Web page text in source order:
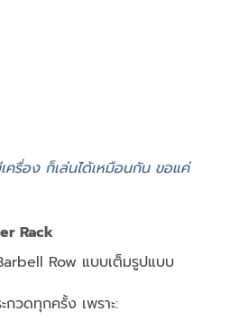
ครื่อง ก็เล่นได้เหมือนกัน ขอแค่
Rack
Row แบบเต็มรูปแบบ
กวดทุกครั้ง เพราะ: